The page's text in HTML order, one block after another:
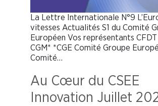
La Lettre Internationale N°9
vitesses Actualités S1 du Comité
Européen Vos représentants CFDT
CGM* *CGE Comité Groupe
Comité…
Au Cœur du CSEE
Innovation Juillet